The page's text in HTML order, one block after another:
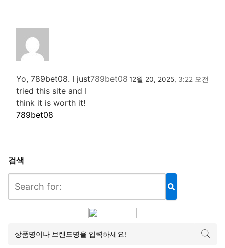
789bet08 12월 20, 2025, 3:22 오전
Yo, 789bet08. I just
tried this site and I
think it is worth it!
789bet08
검색